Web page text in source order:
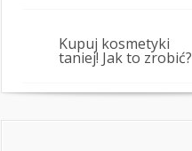
Kupuj kosmetyki
taniej! Jak to zrobić?